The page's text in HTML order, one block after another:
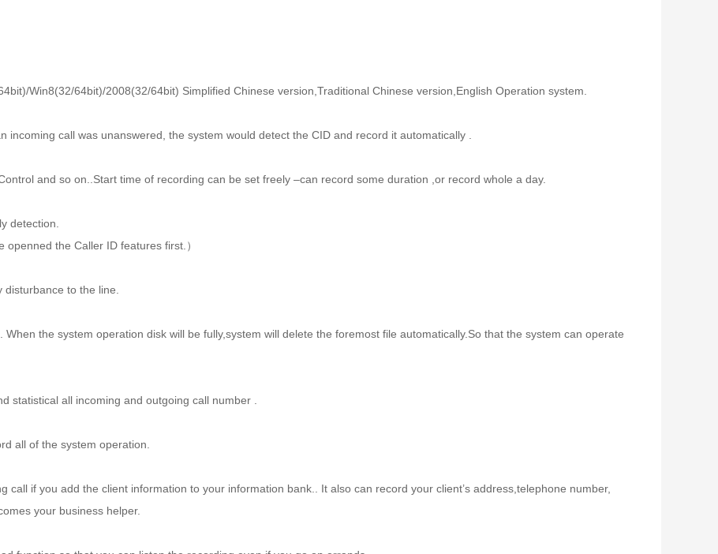
Win8(32/64bit)/2008(32/64bit) Simplified Chinese version,Traditional Chinese version,English Operation system.
call was unanswered, the system would detect the CID and record it automatically .
and so on..Start time of recording can be set freely –can record some duration ,or record whole a day.
detection.
openned the Caller ID features first.）
to the line.
the system operation disk will be fully,system will delete the foremost file automatically.So that the system can operate
statistical all incoming and outgoing call number .
all of the system operation.
call if you add the client information to your information bank.. It also can record your client’s address,telephone number,
your business helper.